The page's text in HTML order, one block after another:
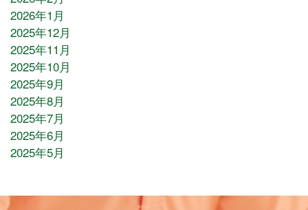
2026年1月
2025年12月
2025年11月
2025年10月
2025年9月
2025年8月
2025年7月
2025年6月
2025年5月